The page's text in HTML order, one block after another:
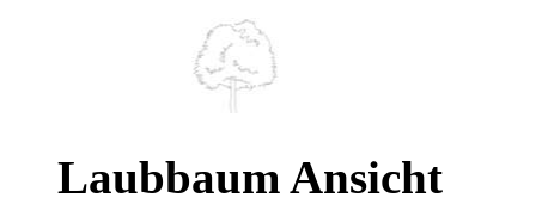
Laubbaum Ansicht